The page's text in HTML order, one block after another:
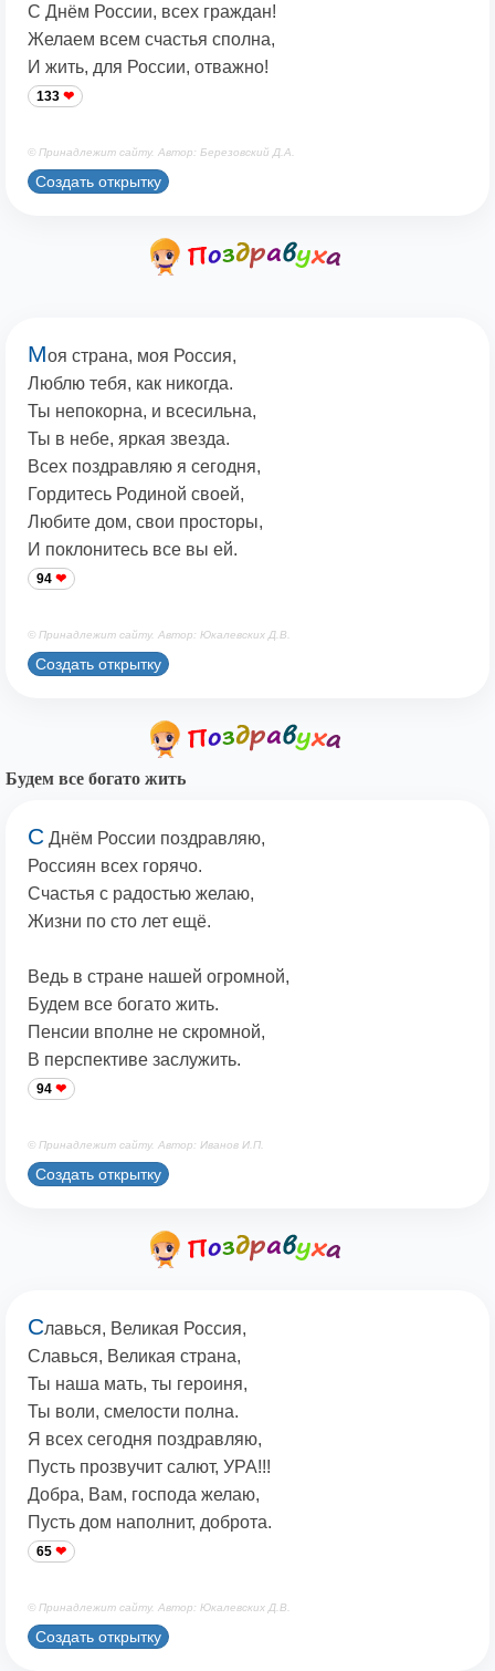
С Днём России, всех граждан!
Желаем всем счастья сполна,
И жить, для России, отважно!
133
© Принадлежит сайту. Автор: Березовский Д.А.
Создать открытку
Моя страна, моя Россия,
Люблю тебя, как никогда.
Ты непокорна, и всесильна,
Ты в небе, яркая звезда.
Всех поздравляю я сегодня,
Гордитесь Родиной своей,
Любите дом, свои просторы,
И поклонитесь все вы ей.
94
© Принадлежит сайту. Автор: Юкалевских Д.В.
Создать открытку
Будем все богато жить
С Днём России поздравляю,
Россиян всех горячо.
Счастья с радостью желаю,
Жизни по сто лет ещё.
Ведь в стране нашей огромной,
Будем все богато жить.
Пенсии вполне не скромной,
В перспективе заслужить.
94
© Принадлежит сайту. Автор: Иванов И.П.
Создать открытку
Славься, Великая Россия,
Славься, Великая страна,
Ты наша мать, ты героиня,
Ты воли, смелости полна.
Я всех сегодня поздравляю,
Пусть прозвучит салют, УРА!!!
Добра, Вам, господа желаю,
Пусть дом наполнит, доброта.
65
© Принадлежит сайту. Автор: Юкалевских Д.В.
Создать открытку